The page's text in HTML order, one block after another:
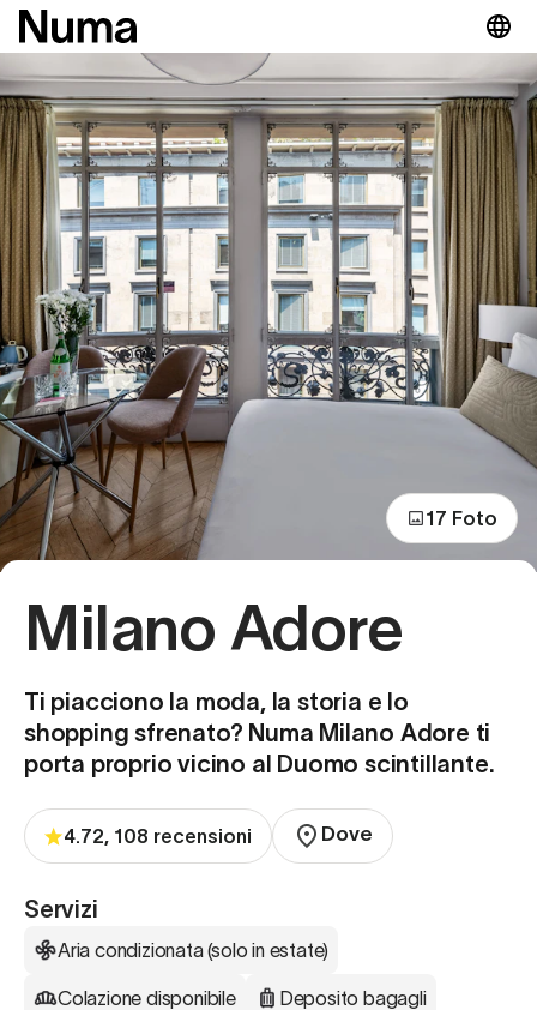
17 Foto
Milano Adore
Ti piacciono la moda, la storia e lo
shopping sfrenato? Numa Milano Adore ti
porta proprio vicino al Duomo scintillante.
4.72, 108 recensioni Dove
Servizi
Aria condizionata (solo in estate)
Colazione disponibile Deposito bagagli